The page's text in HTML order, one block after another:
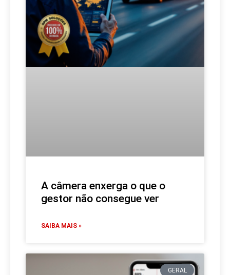
A câmera enxerga o que o
gestor não consegue ver
SAIBA MAIS »
GERAL